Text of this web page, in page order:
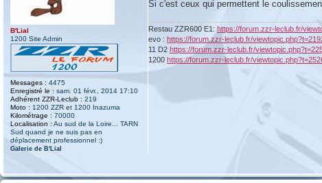
B'Lial
1200 Site Admin
Messages : 4475
Enregistré le : sam. 01 févr., 2014 17:10
Adhérent ZZR-Leclub : 219
Moto : 1200 ZZR et 1200 Inazuma
Kilométrage : 70000
Localisation : Au sud de la Loire... TARN
Sud quand je ne suis pas en
déplacement professionnel :)
Galerie de B'Lial
Si c'est ceux qui permettent le
Restau ZZR600 E1: https://forum.zzr-leclub.fr/
evo : https://forum.zzr-leclub.fr/
11 D2 https://forum.zzr-leclub.fr/
1200 https://forum.zzr-leclub.fr/